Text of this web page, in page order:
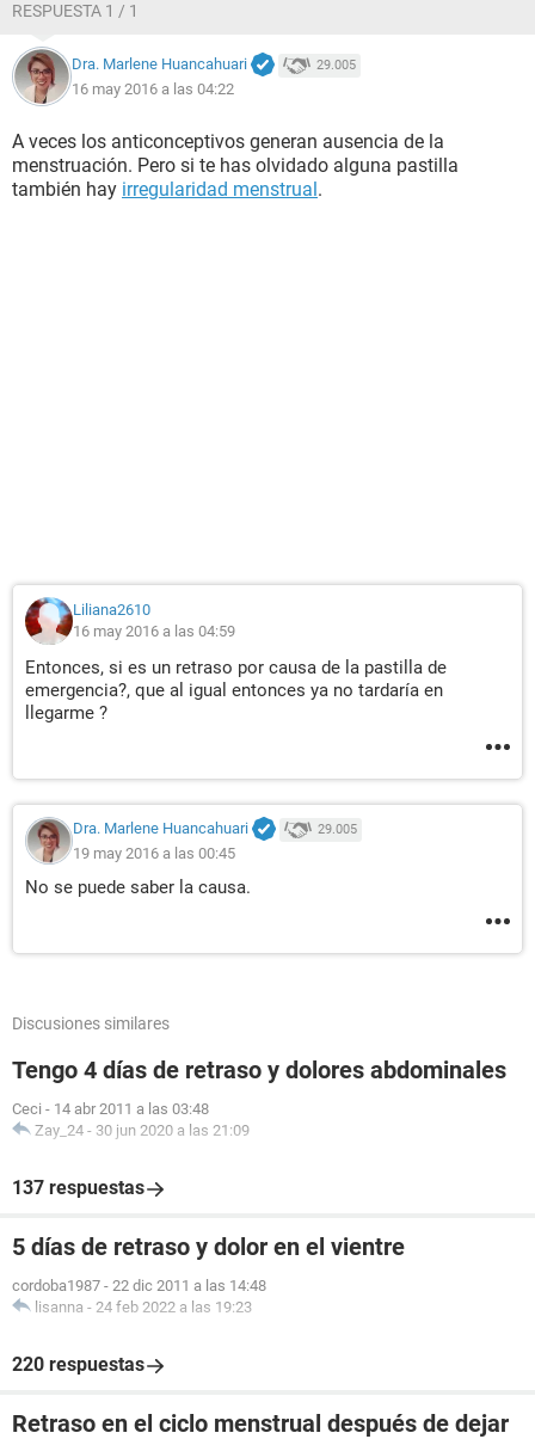
RESPUESTA 1 / 1
Dra. Marlene Huancahuari 29.005
16 may 2016 a las 04:22
A veces los anticonceptivos generan ausencia de la
menstruación. Pero si te has olvidado alguna pastilla
también hay irregularidad menstrual.
Liliana2610
16 may 2016 a las 04:59
Entonces, si es un retraso por causa de la pastilla de
emergencia?, que al igual entonces ya no tardaría en
llegarme ?
Dra. Marlene Huancahuari 29.005
19 may 2016 a las 00:45
No se puede saber la causa.
Discusiones similares
Tengo 4 días de retraso y dolores abdominales
Ceci - 14 abr 2011 a las 03:48
Zay_24 - 30 jun 2020 a las 21:09
137 respuestas
5 días de retraso y dolor en el vientre
cordoba1987 - 22 dic 2011 a las 14:48
lisanna - 24 feb 2022 a las 19:23
220 respuestas
Retraso en el ciclo menstrual después de dejar